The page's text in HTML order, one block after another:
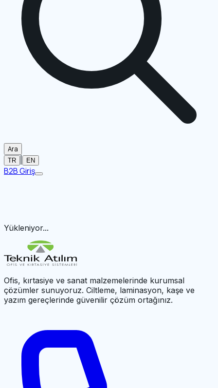
Ara
TR EN
B2B Giriş
Yükleniyor...
Ofis, kırtasiye ve sanat malzemelerinde kurumsal
çözümler sunuyoruz. Ciltleme, laminasyon, kaşe ve
yazım gereçlerinde güvenilir çözüm ortağınız.